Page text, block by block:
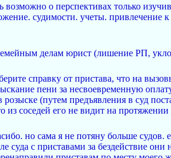
возможно о перспективах только
судимости. учеты. привлечение
делам юрист (лишение РП,
справку от пристава, что на
пени за несвоевременную
(путем предъявления в суд
из соседей его не видит на
но сама я не потяну больше
суда с приставами за бездействие